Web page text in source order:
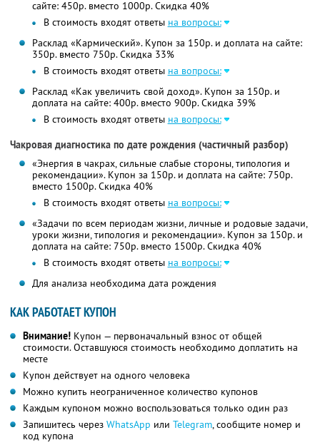
сайте: 450р. вместо 1000р.Скидка 40%
В стоимость входят ответы на вопросы:
Расклад «Кармический». Купон за 150р. и доплата на сайте:
350р. вместо 750р.Скидка 33%
В стоимость входят ответы на вопросы:
Расклад «Как увеличить свой доход». Купон за 150р. и
доплата на сайте: 400р. вместо 900р.Скидка 39%
В стоимость входят ответы на вопросы:
Чакровая диагностика по дате рождения (частичный разбор)
«Энергия в чакрах, сильные слабые стороны, типология и
рекомендации». Купон за 150р. и доплата на сайте: 750р.
вместо 1500р. Скидка 40%
В стоимость входят ответы на вопросы:
«Задачи по всем периодам жизни, личные и родовые задачи,
уроки жизни, типология и рекомендации». Купон за 150р. и
доплата на сайте: 750р. вместо 1500р. Скидка 40%
В стоимость входят ответы на вопросы:
Для анализа необходима дата рождения
КАК РАБОТАЕТ КУПОН
Внимание! Купон — первоначальный взнос от общей
стоимости. Оставшуюся стоимость необходимо доплатить на
месте
Купон действует на одного человека
Можно купить неограниченное количество купонов
Каждым купоном можно воспользоваться только один раз
Запишитесь через WhatsApp или Telegram, сообщите номер и
код купона